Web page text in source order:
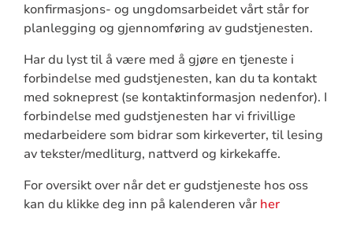
konfirmasjons- og ungdomsarbeidet vårt står for
planlegging og gjennomføring av gudstjenesten.
Har du lyst til å være med å gjøre en tjeneste i
forbindelse med gudstjenesten, kan du ta kontakt
med sokneprest (se kontaktinformasjon nedenfor). I
forbindelse med gudstjenesten har vi frivillige
medarbeidere som bidrar som kirkeverter, til lesing
av tekster/medliturg, nattverd og kirkekaffe.
For oversikt over når det er gudstjeneste hos oss
kan du klikke deg inn på kalenderen vår her